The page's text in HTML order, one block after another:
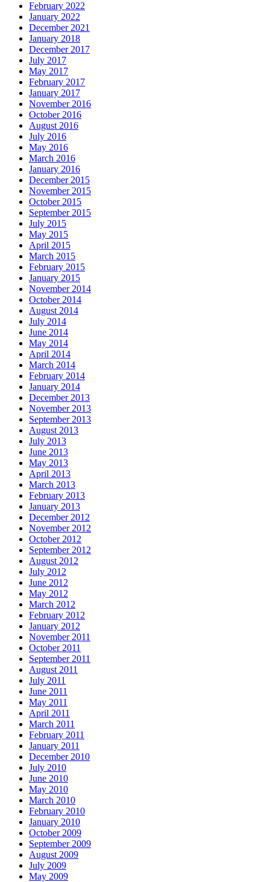
February 2022
January 2022
December 2021
January 2018
December 2017
July 2017
May 2017
February 2017
January 2017
November 2016
October 2016
August 2016
July 2016
May 2016
March 2016
January 2016
December 2015
November 2015
October 2015
September 2015
July 2015
May 2015
April 2015
March 2015
February 2015
January 2015
November 2014
October 2014
August 2014
July 2014
June 2014
May 2014
April 2014
March 2014
February 2014
January 2014
December 2013
November 2013
September 2013
August 2013
July 2013
June 2013
May 2013
April 2013
March 2013
February 2013
January 2013
December 2012
November 2012
October 2012
September 2012
August 2012
July 2012
June 2012
May 2012
March 2012
February 2012
January 2012
November 2011
October 2011
September 2011
August 2011
July 2011
June 2011
May 2011
April 2011
March 2011
February 2011
January 2011
December 2010
July 2010
June 2010
May 2010
March 2010
February 2010
January 2010
October 2009
September 2009
August 2009
July 2009
May 2009